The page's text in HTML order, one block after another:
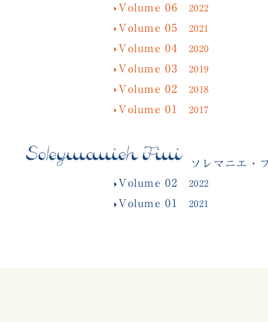
Volume 062022
Volume 052021
Volume 042020
Volume 032019
Volume 022018
Volume 012017
ソレマニエ・
Volume 022022
Volume 012021